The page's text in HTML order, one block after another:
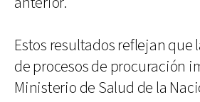
Estos resultados reflejan que
de procesos de procuración
Ministerio de Salud de la